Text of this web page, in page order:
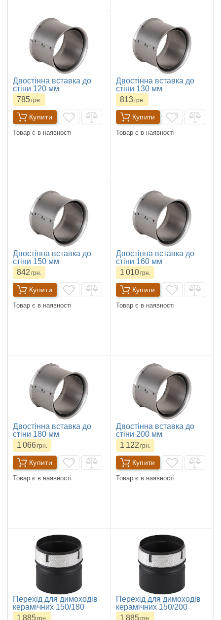
Двостінна вставка до
стіни 120 мм
785грн.
Купити
Товар є в наявності
Двостінна вставка до
стіни 130 мм
813грн.
Купити
Товар є в наявності
Двостінна вставка до
стіни 150 мм
842 грн.
Купити
Товар є в наявності
Двостінна вставка до
стіни 160 мм
1 010грн.
Купити
Товар є в наявності
Двостінна вставка до
стіни 180 мм
1 066грн.
Купити
Товар є в наявності
Двостінна вставка до
стіни 200 мм
1 122 грн.
Купити
Товар є в наявності
Перехід для димоходів
керамічних 150/180
1 885
Перехід для димоходів
керамічних 150/200
1 885